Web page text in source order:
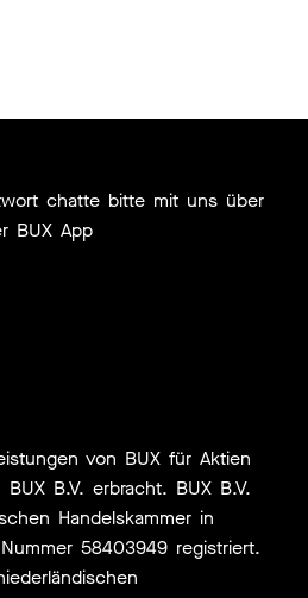
chatte bitte mit uns über
BUX App
von BUX für Aktien
B.V. erbracht. BUX B.V.
Handelskammer in
58403949 registriert.